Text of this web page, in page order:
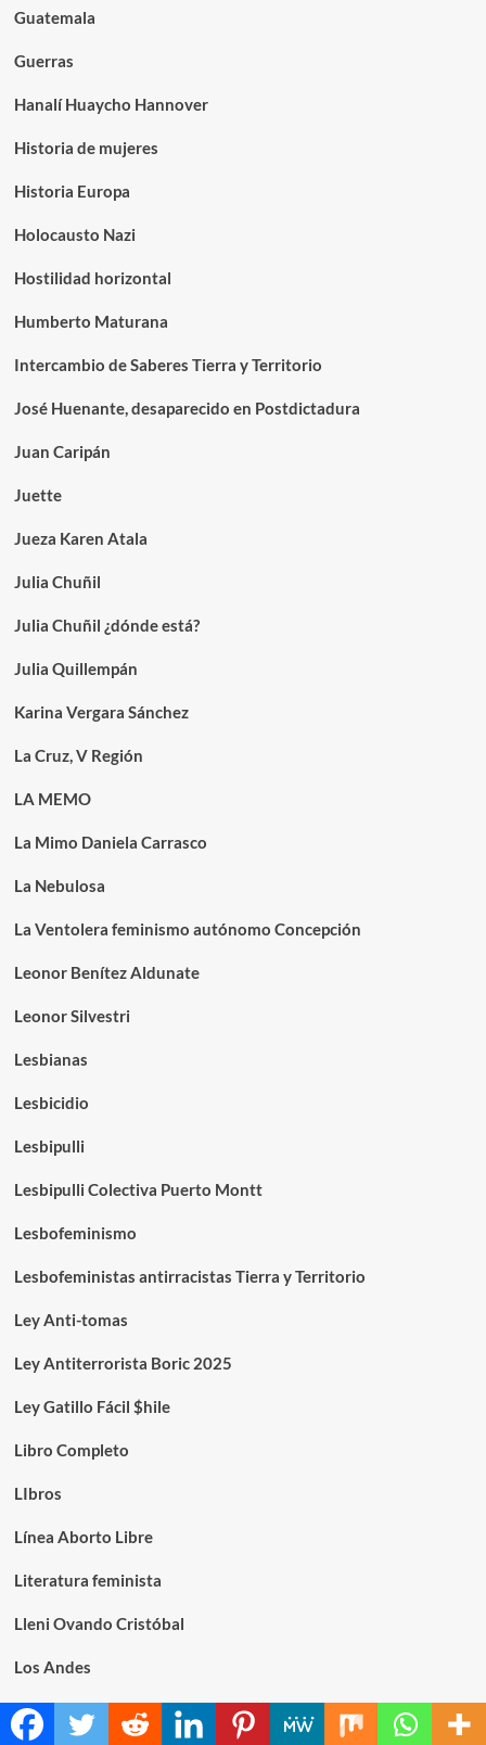
Guatemala
Guerras
Hanalí Huaycho Hannover
Historia de mujeres
Historia Europa
Holocausto Nazi
Hostilidad horizontal
Humberto Maturana
Intercambio de Saberes Tierra y Territorio
José Huenante, desaparecido en Postdictadura
Juan Caripán
Juette
Jueza Karen Atala
Julia Chuñil
Julia Chuñil ¿dónde está?
Julia Quillempán
Karina Vergara Sánchez
La Cruz, V Región
LA MEMO
La Mimo Daniela Carrasco
La Nebulosa
La Ventolera feminismo autónomo Concepción
Leonor Benítez Aldunate
Leonor Silvestri
Lesbianas
Lesbicidio
Lesbipulli
Lesbipulli Colectiva Puerto Montt
Lesbofeminismo
Lesbofeministas antirracistas Tierra y Territorio
Ley Anti-tomas
Ley Antiterrorista Boric 2025
Ley Gatillo Fácil $hile
Libro Completo
LIbros
Línea Aborto Libre
Literatura feminista
Lleni Ovando Cristóbal
Los Andes
Los Partidos Políticos son machistas